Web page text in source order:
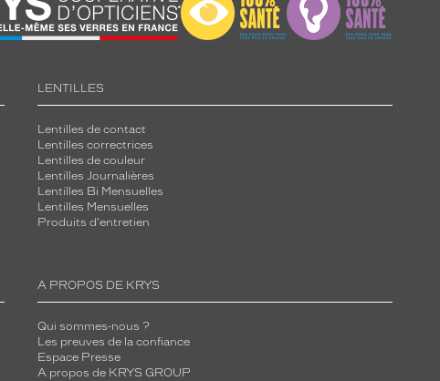
LENTILLES
Lentilles de contact
Lentilles correctrices
Lentilles de couleur
Lentilles Journalières
Lentilles Bi Mensuelles
Lentilles Mensuelles
Produits d'entretien
A PROPOS DE KRYS
Qui sommes-nous ?
Les preuves de la confiance
Espace Presse
A propos de KRYS GROUP